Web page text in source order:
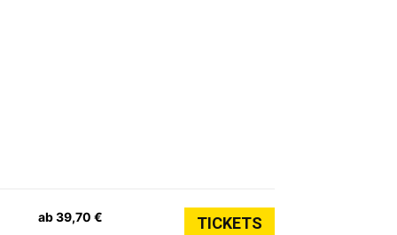
ab 39,70 € TICKETS